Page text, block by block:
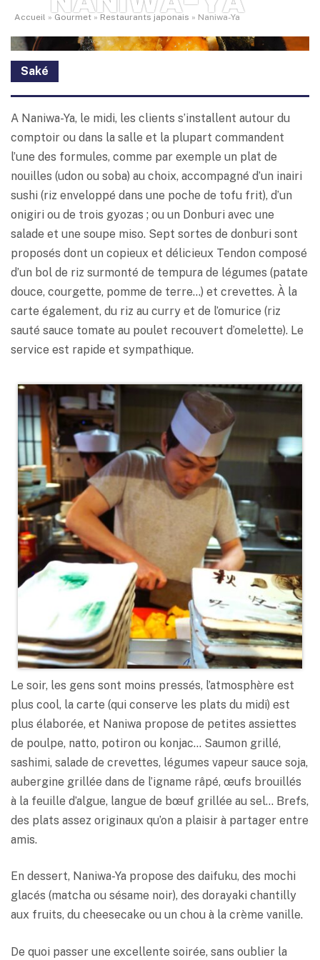
Accueil » Gourmet » Restaurants japonais » Naniwa-Ya
Saké
A Naniwa-Ya, le midi, les clients s’installent autour du
comptoir ou dans la salle et la plupart commandent
l’une des formules, comme par exemple un plat de
nouilles (udon ou soba) au choix, accompagné d’un inairi
sushi (riz enveloppé dans une poche de tofu frit), d’un
onigiri ou de trois gyozas ; ou un Donburi avec une
salade et une soupe miso. Sept sortes de donburi sont
proposés dont un copieux et délicieux Tendon composé
d’un bol de riz surmonté de tempura de légumes (patate
douce, courgette, pomme de terre…) et crevettes. À la
carte également, du riz au curry et de l’omurice (riz
sauté sauce tomate au poulet recouvert d’omelette). Le
service est rapide et sympathique.
Le soir, les gens sont moins pressés, l’atmosphère est
plus cool, la carte (qui conserve les plats du midi) est
plus élaborée, et Naniwa propose de petites assiettes
de poulpe, natto, potiron ou konjac… Saumon grillé,
sashimi, salade de crevettes, légumes vapeur sauce soja,
aubergine grillée dans de l’igname râpé, œufs brouillés
à la feuille d’algue, langue de bœuf grillée au sel… Brefs,
des plats assez originaux qu’on a plaisir à partager entre
amis.
En dessert, Naniwa-Ya propose des daifuku, des mochi
glacés (matcha ou sésame noir), des dorayaki chantilly
aux fruits, du cheesecake ou un chou à la crème vanille.
De quoi passer une excellente soirée, sans oublier la